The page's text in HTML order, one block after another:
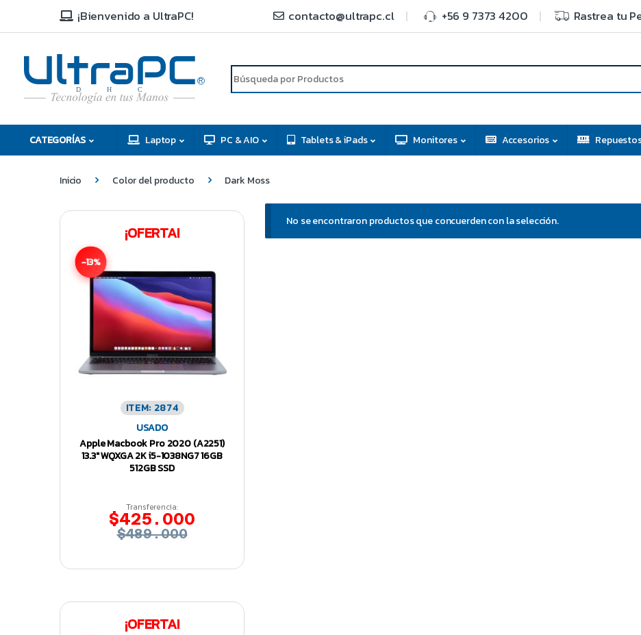
¡Bienvenido a UltraPC! contacto@ultrapc.cl +56 9 7373 4200 Rastrea tu
C
H
D
R
CATEGORÍAS Laptop PC & AIO Tablets & iPads Monitores Accesorios
Inicio Color del producto Dark Moss
No se encontraron productos que concuerden con la selección.
¡OFERTA!
-13%
ITEM: 2874
USADO
Apple Macbook Pro 2020 (A2251)
13.3″ WQXGA 2K i5-1038NG7 16GB
512GB SSD
Transferencia:
$425.000
$489.000
¡OFERTA!